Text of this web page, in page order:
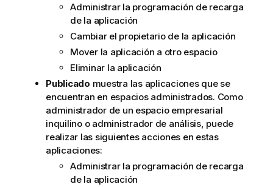
Administrar la programación de recarga
de la aplicación
Cambiar el propietario de la aplicación
Mover la aplicación a otro espacio
Eliminar la aplicación
Publicado muestra las aplicaciones que se
encuentran en espacios administrados. Como
administrador de un espacio empresarial
inquilino o administrador de análisis, puede
realizar las siguientes acciones en estas
aplicaciones:
Administrar la programación de recarga
de la aplicación